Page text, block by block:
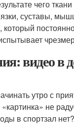
чего
суставы,
видео
утро с
не
в спортзал нет?